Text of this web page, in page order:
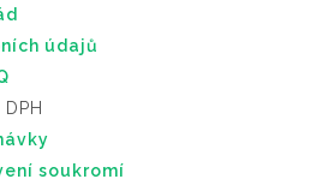
údajů
soukromí